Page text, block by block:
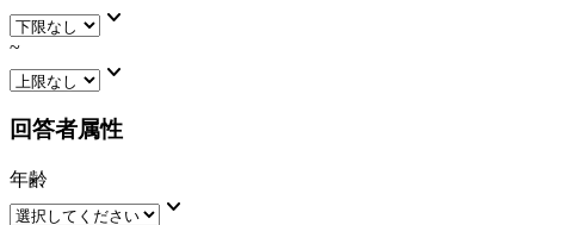
keyboard_arrow_down
~
keyboard_arrow_down
回答者属性
年齢
keyboard_arrow_down